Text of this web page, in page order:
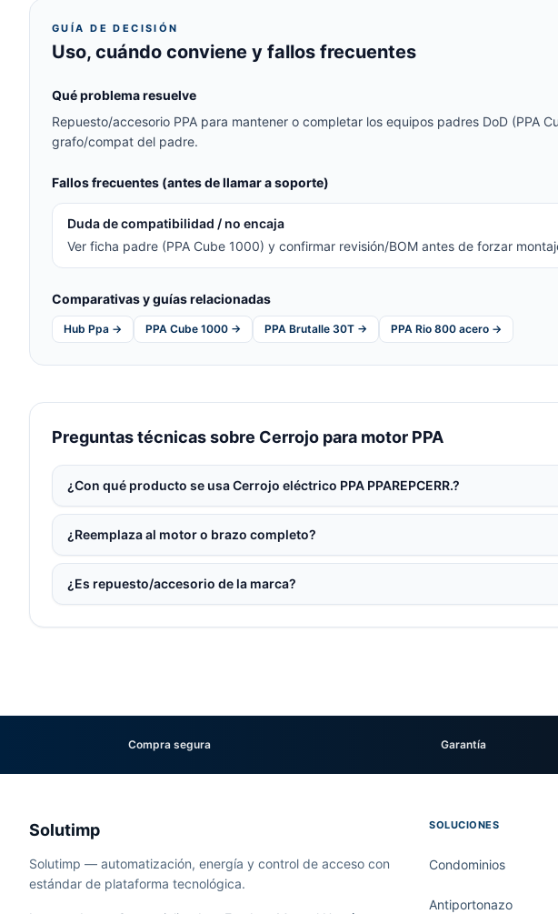
GUÍA DE DECISIÓN
Uso, cuándo conviene y fallos frecuentes
Qué problema resuelve
Repuesto/accesorio PPA para mantener o completar los equipos padres DoD (PPA
grafo/compat del padre.
Fallos frecuentes (antes de llamar a soporte)
Duda de compatibilidad / no encaja
Ver ficha padre (PPA Cube 1000) y confirmar revisión/BOM antes de forzar
Comparativas y guías relacionadas
Hub Ppa → PPA Cube 1000 → PPA Brutalle 30T → PPA Rio 800 acero →
Preguntas técnicas sobre Cerrojo para motor PPA
¿Con qué producto se usa Cerrojo eléctrico PPA PPAREPCERR.?
¿Reemplaza al motor o brazo completo?
¿Es repuesto/accesorio de la marca?
Compra segura Garantía
Solutimp
Solutimp — automatización, energía y control de acceso con
estándar de plataforma tecnológica.
SOLUCIONES
Condominios
Antiportonazo